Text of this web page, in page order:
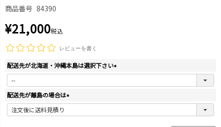
商品番号 84390
¥21,000税込
レビューを書く
配送先が北海道・沖縄本島は選択下さい
(
必
)
配送先が離島の場合は
(
必